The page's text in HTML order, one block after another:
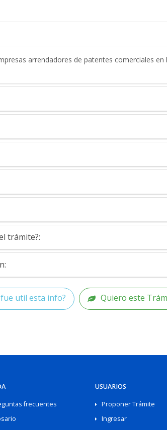
arrendadores de patentes comerciales en
trámite?:
fue util esta info? Quiero este
frecuentes
USUARIOS
Proponer Trámite
Ingresar